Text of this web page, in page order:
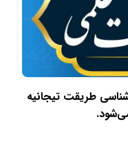
طریقت تیجانیه